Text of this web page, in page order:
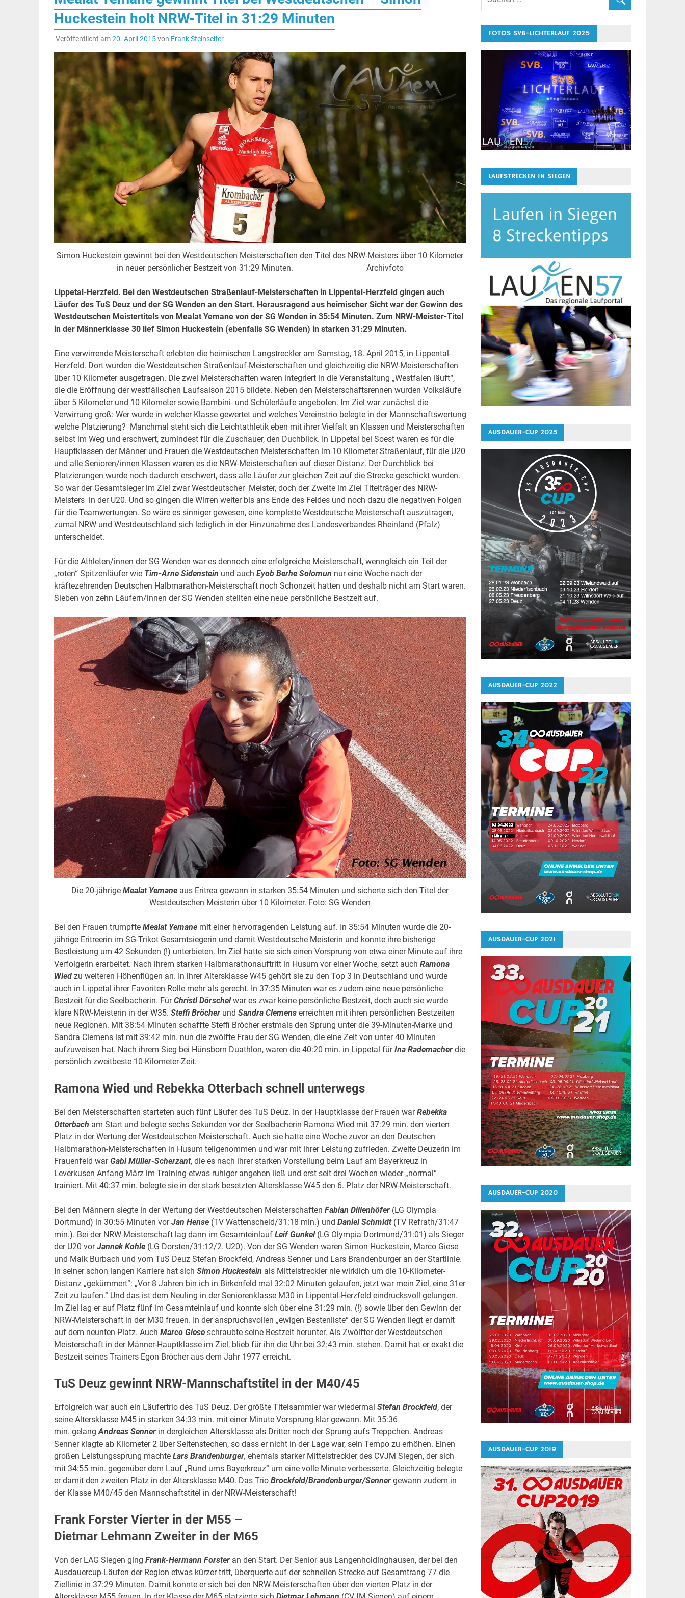
Huckestein holt NRW-Titel in 31:29 Minuten
Veröffentlicht am20. April 2015von Frank Steinseifer
Simon Huckestein gewinnt bei den Westdeutschen Meisterschaften den Titel des NRW-Meisters über 10 Kilometer
in neuer persönlicher Bestzeit von 31:29 Minuten. Archivfoto
Lippetal-Herzfeld. Bei den Westdeutschen Straßenlauf-Meisterschaften in Lippental-Herzfeld gingen auch
Läufer des TuS Deuz und der SG Wenden an den Start. Herausragend aus heimischer Sicht war der Gewinn des
Westdeutschen Meistertitels von Mealat Yemane von der SG Wenden in 35:54 Minuten. Zum NRW-Meister-Titel
in der Männerklasse 30 lief Simon Huckestein (ebenfalls SG Wenden) in starken 31:29 Minuten.
Eine verwirrende Meisterschaft erlebten die heimischen Langstreckler am Samstag, 18. April 2015, in Lippental-
Herzfeld. Dort wurden die Westdeutschen Straßenlauf-Meisterschaften und gleichzeitig die NRW-Meisterschaften
über 10 Kilometer ausgetragen. Die zwei Meisterschaften waren integriert in die Veranstaltung „Westfalen läuft“,
die die Eröffnung der westfälischen Laufsaison 2015 bildete. Neben den Meisterschaftsrennen wurden Volksläufe
über 5 Kilometer und 10 Kilometer sowie Bambini- und Schülerläufe angeboten. Im Ziel war zunächst die
Verwirrung groß: Wer wurde in welcher Klasse gewertet und welches Vereinstrio belegte in der Mannschaftswertung
welche Platzierung? Manchmal steht sich die Leichtathletik eben mit ihrer Vielfalt an Klassen und Meisterschaften
selbst im Weg und erschwert, zumindest für die Zuschauer, den Duchblick. In Lippetal bei Soest waren es für die
Hauptklassen der Männer und Frauen die Westdeutschen Meisterschaften im 10 Kilometer Straßenlauf, für die U20
und alle Senioren/innen Klassen waren es die NRW-Meisterschaften auf dieser Distanz. Der Durchblick bei
Platzierungen wurde noch dadurch erschwert, dass alle Läufer zur gleichen Zeit auf die Strecke geschickt wurden.
So war der Gesamtsieger im Ziel zwar Westdeutscher Meister, doch der Zweite im Ziel Titelträger des NRW-
Meisters in der U20. Und so gingen die Wirren weiter bis ans Ende des Feldes und noch dazu die negativen Folgen
für die Teamwertungen. So wäre es sinniger gewesen, eine komplette Westdeutsche Meisterschaft auszutragen,
zumal NRW und Westdeutschland sich lediglich in der Hinzunahme des Landesverbandes Rheinland (Pfalz)
unterscheidet.
Für die Athleten/innen der SG Wenden war es dennoch eine erfolgreiche Meisterschaft, wenngleich ein Teil der
„roten“ Spitzenläufer wie Tim-Arne Sidenstein und auch Eyob Berhe Solomun nur eine Woche nach der
kräftezehrenden Deutschen Halbmarathon-Meisterschaft noch Schonzeit hatten und deshalb nicht am Start waren.
Sieben von zehn Läufern/innen der SG Wenden stellten eine neue persönliche Bestzeit auf.
Die 20-jährigeMealat Yemane aus Eritrea gewann in starken 35:54 Minuten und sicherte sich den Titel der
Westdeutschen Meisterin über 10 Kilometer. Foto: SG Wenden
Bei den Frauen trumpfte Mealat Yemanemit einer hervorragenden Leistung auf. In 35:54 Minuten wurde die 20-
jährige Eritreerin im SG-Trikot Gesamtsiegerin und damit Westdeutsche Meisterin und konnte ihre bisherige
Bestleistung um 42 Sekunden (!) unterbieten. Im Ziel hatte sie sich einen Vorsprung von etwa einer Minute auf ihre
Verfolgerin erarbeitet. Nach ihrem starken Halbmarathonauftritt in Husum vor einer Woche, setzt auch Ramona
Wiedzu weiteren Höhenflügen an. In ihrer Altersklasse W45 gehört sie zu den Top 3 in Deutschland und wurde
auch in Lippetal ihrer Favoriten Rolle mehr als gerecht. In 37:35 Minuten war es zudem eine neue persönliche
Bestzeit für die Seelbacherin. FürChristl Dörschel war es zwar keine persönliche Bestzeit, doch auch sie wurde
klare NRW-Meisterin in der W35. Steffi Bröcherund Sandra Clemenserreichten mit ihren persönlichen Bestzeiten
neue Regionen. Mit 38:54 Minuten schaffte Steffi Bröcher erstmals den Sprung unter die 39-Minuten-Marke und
Sandra Clemens ist mit 39:42 min. nun die zwölfte Frau der SG Wenden, die eine Zeit von unter 40 Minuten
aufzuweisen hat. Nach ihrem Sieg bei Hünsborn Duathlon, waren die 40:20 min. in Lippetal fürIna Rademacherdie
persönlich zweitbeste 10-Kilometer-Zeit.
Ramona Wied und Rebekka Otterbach schnell unterwegs
Bei den Meisterschaften starteten auch fünf Läufer des TuS Deuz. In der Hauptklasse der Frauen warRebekka
Otterbach am Start und belegte sechs Sekunden vor der Seelbacherin Ramona Wied mit 37:29 min. den vierten
Platz in der Wertung der Westdeutschen Meisterschaft. Auch sie hatte eine Woche zuvor an den Deutschen
Halbmarathon-Meisterschaften in Husum teilgenommen und war mit ihrer Leistung zufrieden. Zweite Deuzerin im
Frauenfeld warGabi Müller-Scherzant, die es nach ihrer starken Vorstellung beim Lauf am Bayerkreuz in
Leverkusen Anfang März im Training etwas ruhiger angehen ließ und erst seit drei Wochen wieder „normal“
trainiert. Mit 40:37 min. belegte sie in der stark besetzten Altersklasse W45 den 6. Platz der NRW-Meisterschaft.
Bei den Männern siegte in der Wertung der Westdeutschen Meisterschaften Fabian Dillenhöfer (LG Olympia
Dortmund) in 30:55 Minuten vorJan Hense(TV Wattenscheid/31:18 min.) und Daniel Schmidt(TV Refrath/31:47
min.). Bei der NRW-Meisterschaft lag dann im Gesamteinlauf Leif Gunkel (LG Olympia Dortmund/31:01) als Sieger
der U20 vorJannek Kohle(LG Dorsten/31:12/2. U20). Von der SG Wenden waren Simon Huckestein, Marco Giese
und Maik Burbach und vom TuS Deuz Stefan Brockfeld, Andreas Senner und Lars Brandenburger an der Startlinie.
In seiner schon langen Karriere hat sich Simon Huckestein als Mittelstreckler nie wirklich um die 10-Kilometer-
Distanz „gekümmert“: „Vor 8 Jahren bin ich in Birkenfeld mal 32:02 Minuten gelaufen, jetzt war mein Ziel, eine 31er
Zeit zu laufen.“ Und das ist dem Neuling in der Seniorenklasse M30 in Lippental-Herzfeld eindrucksvoll gelungen.
Im Ziel lag er auf Platz fünf im Gesamteinlauf und konnte sich über eine 31:29 min. (!) sowie über den Gewinn der
NRW-Meisterschaft in der M30 freuen. In der anspruchsvollen „ewigen Bestenliste“ der SG Wenden liegt er damit
auf dem neunten Platz. Auch Marco Gieseschraubte seine Bestzeit herunter. Als Zwölfter der Westdeutschen
Meisterschaft in der Männer-Hauptklasse im Ziel, blieb für ihn die Uhr bei 32:43 min. stehen. Damit hat er exakt die
Bestzeit seines Trainers Egon Bröcher aus dem Jahr 1977 erreicht.
TuS Deuz gewinnt NRW-Mannschaftstitel in der M40/45
Erfolgreich war auch ein Läufertrio des TuS Deuz. Der größte Titelsammler war wiedermal Stefan Brockfeld, der
seine Altersklasse M45 in starken 34:33 min. mit einer Minute Vorsprung klar gewann. Mit 35:36
min. gelangAndreas Senner in dergleichen Altersklasse als Dritter noch der Sprung aufs Treppchen. Andreas
Senner klagte ab Kilometer 2 über Seitenstechen, so dass er nicht in der Lage war, sein Tempo zu erhöhen. Einen
großen Leistungssprung machte Lars Brandenburger, ehemals starker Mittelstreckler des CVJM Siegen, der sich
mit 34:55 min. gegenüber dem Lauf „Rund ums Bayerkreuz“ um eine volle Minute verbesserte. Gleichzeitig belegte
er damit den zweiten Platz in der Altersklasse M40. Das Trio Brockfeld/Brandenburger/Sennergewann zudem in
der Klasse M40/45 den Mannschaftstitel in der NRW-Meisterschaft!
Frank Forster Vierter in der M55 –
Dietmar Lehmann Zweiter in der M65
Von der LAG Siegen ging Frank-Hermann Forsteran den Start. Der Senior aus Langenholdinghausen, der bei den
Ausdauercup-Läufen der Region etwas kürzer tritt, überquerte auf der schnellen Strecke auf Gesamtrang 77 die
Ziellinie in 37:29 Minuten. Damit konnte er sich bei den NRW-Meisterschaften über den vierten Platz in der
FOTOS SVB-LICHTERLAUF 2025
LAUFSTRECKEN IN SIEGEN
AUSDAUER-CUP 2023
AUSDAUER-CUP 2022
AUSDAUER-CUP 2021
AUSDAUER-CUP 2020
AUSDAUER-CUP 2019